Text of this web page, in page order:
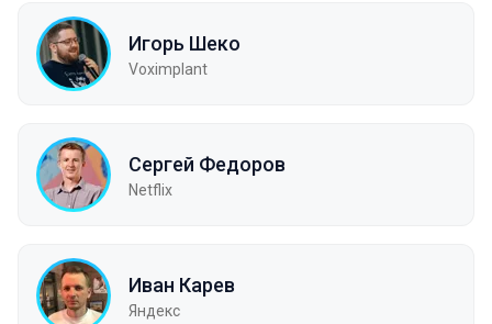
Игорь Шеко
Voximplant
Сергей Федоров
Netflix
Иван Карев
Яндекс